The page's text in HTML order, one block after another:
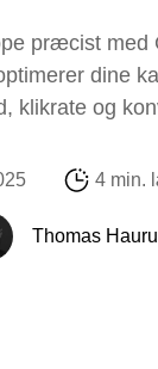
præcist med
dine
klikrate og
4 min.
Thomas